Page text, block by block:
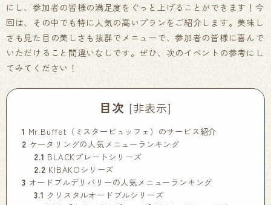
にし、参加者の皆様の満足度をぐっと上げることができます！今
回は、その中でも特に人気の高いプランをご紹介します。美味し
さも見た目の美しさも抜群でメニューで、参加者の皆様に喜んで
いただけること間違いなしです。ぜひ、次のイベントの参考にし
てみてください！
目次 [非表示]
1 Mr.Buffet（ミスタービュッフェ）のサービス紹介
2 ケータリングの人気メニューランキング
2.1 BLACKプレートシリーズ
2.2 KIBAKOシリーズ
3 オードブルデリバリーの人気メニューランキング
3.1 クリスタルオードブルシリーズ